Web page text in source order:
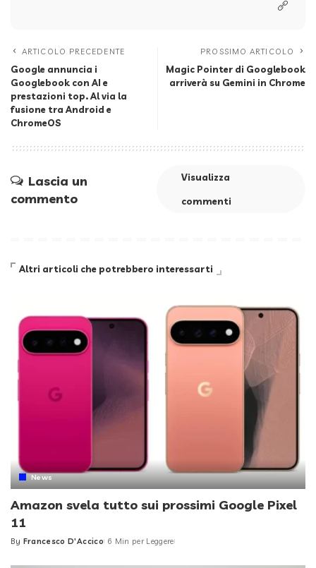
ARTICOLO PRECEDENTE
Google annuncia i
Googlebook con AI e
prestazioni top. Al via la
fusione tra Android e
ChromeOS
PROSSIMO ARTICOLO
Magic Pointer di Googlebook
arriverà su Gemini in Chrome
Lascia un
commento
Visualizza
commenti
Altri articoli che potrebbero interessarti
News
Amazon svela tutto sui prossimi Google Pixel
11
Posted
By Francesco D'Accico 6 Min per Leggere